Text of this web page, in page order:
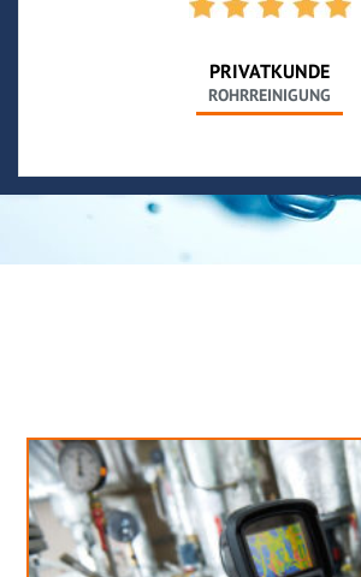
PRIVATKUNDE
ROHRREINIGUNG